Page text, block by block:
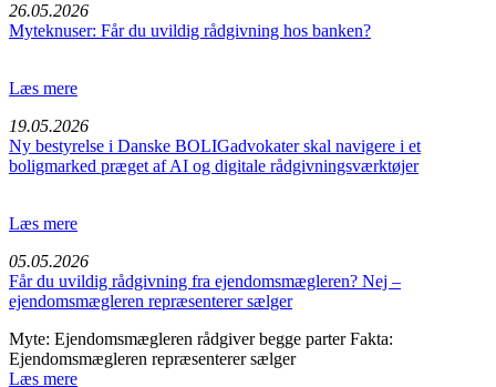
26.05.2026
Myteknuser: Får du uvildig rådgivning hos banken?
Læs mere
19.05.2026
Ny bestyrelse i Danske BOLIGadvokater skal navigere i et
boligmarked præget af AI og digitale rådgivningsværktøjer
Læs mere
05.05.2026
Får du uvildig rådgivning fra ejendomsmægleren? Nej –
ejendomsmægleren repræsenterer sælger
Myte: Ejendomsmægleren rådgiver begge parter Fakta:
Ejendomsmægleren repræsenterer sælger
Læs mere